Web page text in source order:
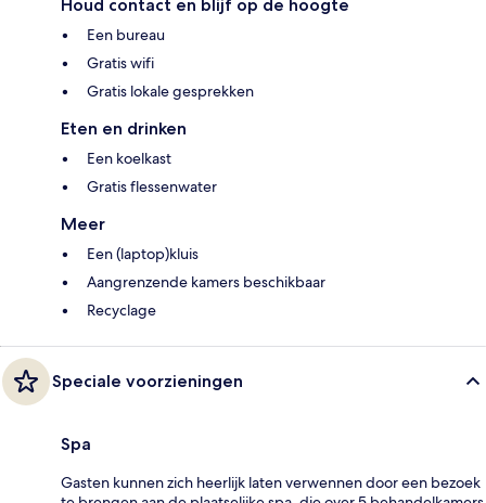
Houd contact en blijf op de hoogte
Een bureau
Gratis wifi
Gratis lokale gesprekken
Eten en drinken
Een koelkast
Gratis flessenwater
Meer
Een (laptop)kluis
Aangrenzende kamers beschikbaar
Recyclage
Speciale voorzieningen
Spa
Gasten kunnen zich heerlijk laten verwennen door een bezoek